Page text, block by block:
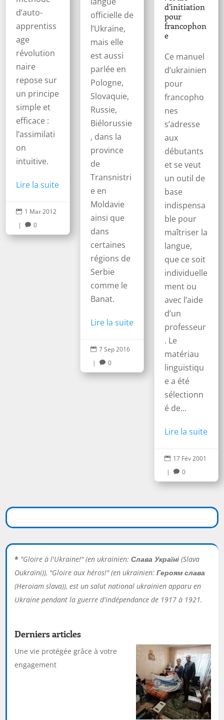
officielle de
l’Ukraine,
mais elle
est aussi
parlée en
Pologne,
Slovaquie,
Russie,
Biélorussie
, dans la
province
de
Transnistri
e en
Moldavie
ainsi que
dans
certaines
régions de
Serbie
comme le
Banat.
Lire la suite
 7 Sep 2016
|
 0
d’auto-
apprentiss
age
révolution
naire
repose sur
un principe
simple et
efficace :
l’assimilati
on
intuitive.
Lire la suite
 1 Mar 2012
|
 0
d’initiation
pour
francophon
e
Ce manuel
d’ukrainien
pour
francopho
nes
s’adresse
aux
débutants
et se veut
un outil de
base
indispensa
ble pour
maîtriser la
langue,
que ce soit
individuelle
ment ou
avec l’aide
d’un
professeur
. Le
matériau
linguistiqu
e a été
sélectionn
é de...
Lire la suite
 17 Fév 2001
|
 0
* "Gloire à l'Ukraine!" (en ukrainien:Слава Україні (Slava
Oukraïni)), "Gloire aux héros!" (en ukrainien:Героям слава
(Heroiam slava)), est un salut national ukrainien apparu en
Ukraine pendant la guerre d'indépendance de 1917 à 1921.
Derniers articles
Une vie protégée grâce à votre
engagement